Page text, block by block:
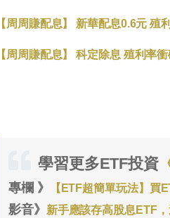
【周周賺配息】 新華配息0.6元 殖
【周周賺配息】 科定除息 殖利率衝
學習更多ETF投資
專欄 》 【ETF超簡單玩法】買
影音》 新手應該存高股息ETF